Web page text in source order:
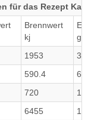
für das Rezept
Brennwert
kj
g
1953
590.4
720
6455
12